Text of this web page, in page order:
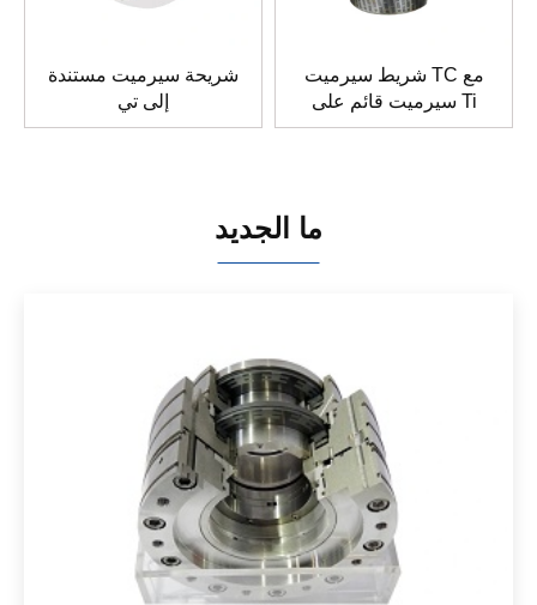
شريحة سيرميت مستندة
إلى تي
شريط سيرميت TC مع
سيرميت قائم على Ti
ما الجديد